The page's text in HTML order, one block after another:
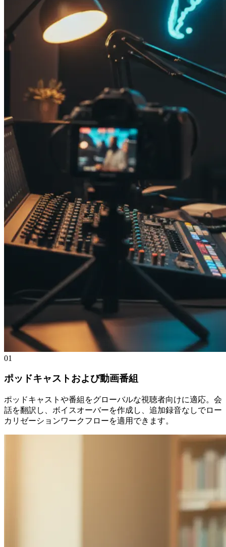
01
ポッドキャストおよび動画番組
ポッドキャストや番組をグローバルな視聴者向けに適応。会
話を翻訳し、ボイスオーバーを作成し、追加録音なしでロー
カリゼーションワークフローを適用できます。